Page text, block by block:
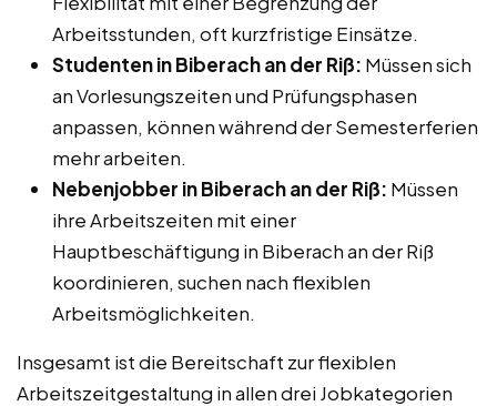
Arbeitsstunden, oft kurzfristige Einsätze.
Studenten in Biberach an der Riß: Müssen sich
an Vorlesungszeiten und Prüfungsphasen
anpassen, können während der Semesterferien
mehr arbeiten.
Nebenjobber in Biberach an der Riß: Müssen
ihre Arbeitszeiten mit einer
Hauptbeschäftigung in Biberach an der Riß
koordinieren, suchen nach flexiblen
Arbeitsmöglichkeiten.
Insgesamt ist die Bereitschaft zur flexiblen
Arbeitszeitgestaltung in allen drei Jobkategorien